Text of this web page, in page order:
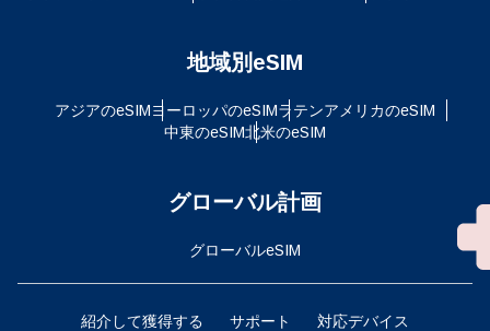
地域別eSIM
アジアのeSIMヨーロッパのeSIMラテンアメリカのeSIM
中東のeSIM北米のeSIM
グローバル計画
グローバルeSIM
紹介して獲得する サポート 対応デバイス